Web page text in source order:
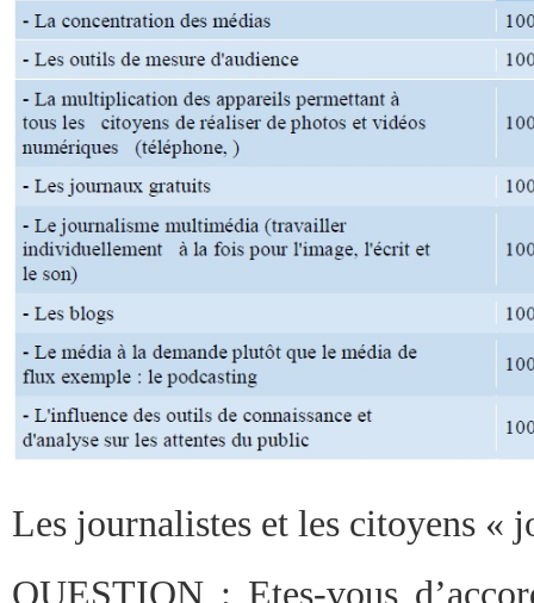
Les journalistes et les citoyens «
QUESTION : Etes-vous